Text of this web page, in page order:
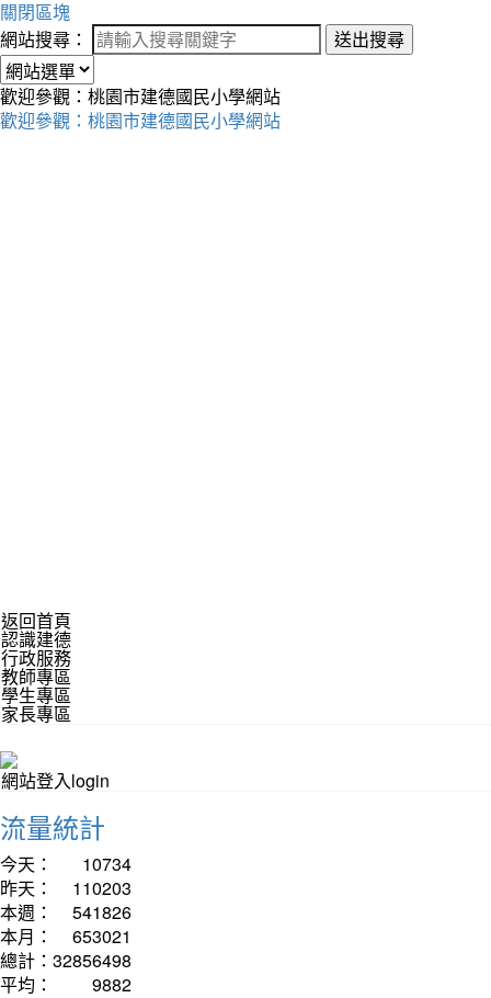
關閉區塊
網站搜尋：
送出搜尋
歡迎參觀：桃園市建德國民小學網站
歡迎參觀：桃園市建德國民小學網站
返回首頁
認識建德
行政服務
教師專區
學生專區
家長專區
網站登入login
流量統計
今天：
10734
昨天：
110203
本週：
541826
本月：
653021
總計： 32856498
平均：
9882